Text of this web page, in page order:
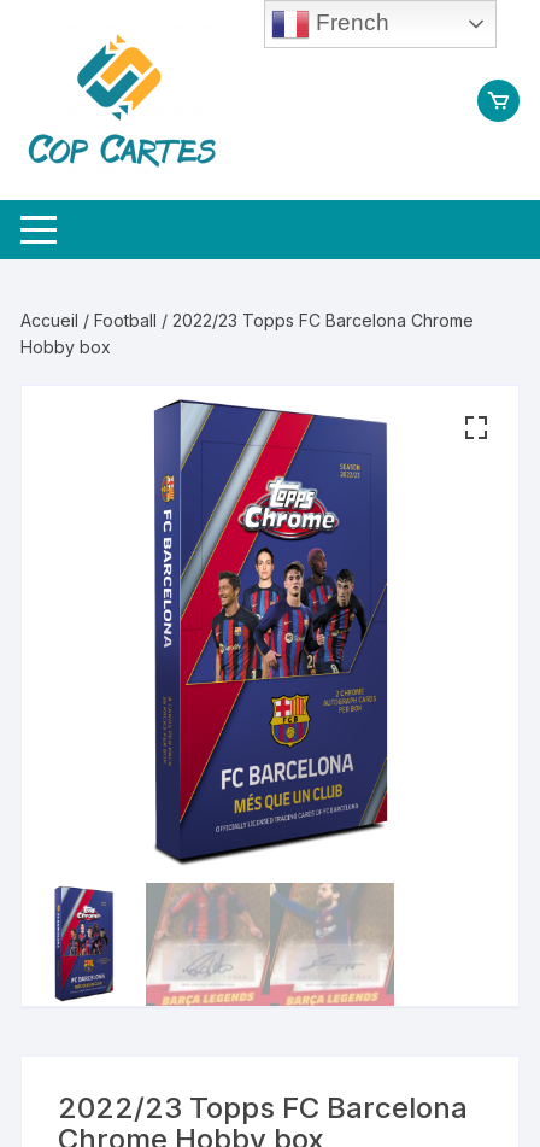
Accueil /Football / 2022/23 Topps FC Barcelona Chrome
Hobby box
2022/23 Topps FC Barcelona
Chrome Hobby box
French